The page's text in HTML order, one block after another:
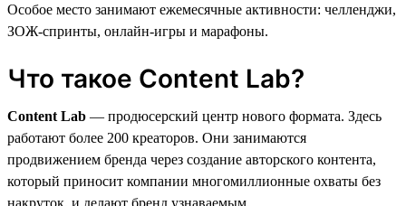
Особое место занимают ежемесячные активности: челленджи,
ЗОЖ-спринты, онлайн-игры и марафоны.
Что такое Content Lab?
Content Lab — продюсерский центр нового формата. Здесь
работают более 200 креаторов. Они занимаются
продвижением бренда через создание авторского контента,
который приносит компании многомиллионные охваты без
накруток, и делают бренд узнаваемым.